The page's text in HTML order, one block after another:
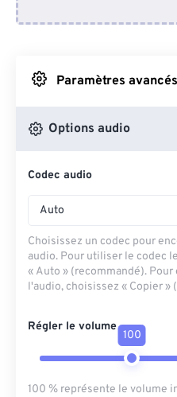
Depuis
Depuis
Paramètres
Options audio
Codec audio
Auto
Choisissez un codec pour
audio. Pour utiliser le codec
« Auto » (recommandé).
l'audio, choisissez « Copier »
Régler le volume
100
100 % représente le volume